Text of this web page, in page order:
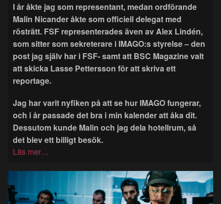
I år åkte jag som representant, medan ordförande
Malin Nicander åkte som officiell delegat med
rösträtt. FSF representerades även av Alex Lindén,
som sitter som sekreterare i IMAGO:s styrelse – den
post jag själv har i FSF- samt att BSC Magazine valt
att skicka Lasse Pettersson för att skriva ett
reportage.
Jag har varit nyfiken på att se hur IMAGO fungerar,
och i år passade det bra i min kalender att åka dit.
Dessutom kunde Malin och jag dela hotellrum, så
det blev ett billigt besök.
Läs mer…